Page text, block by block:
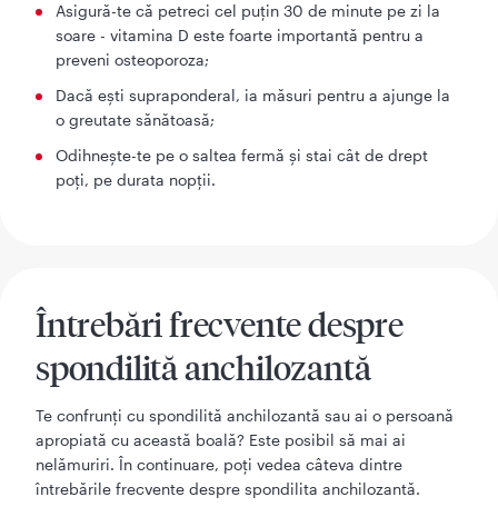
Asigură-te că petreci cel puțin 30 de minute pe zi la
soare - vitamina D este foarte importantă pentru a
preveni osteoporoza;
Dacă ești supraponderal, ia măsuri pentru a ajunge la
o greutate sănătoasă;
Odihnește-te pe o saltea fermă și stai cât de drept
poți, pe durata nopții.
Întrebări frecvente despre
spondilită anchilozantă
Te confrunți cu spondilită anchilozantă sau ai o persoană
apropiată cu această boală? Este posibil să mai ai
nelămuriri. În continuare, poți vedea câteva dintre
întrebările frecvente despre spondilita anchilozantă.